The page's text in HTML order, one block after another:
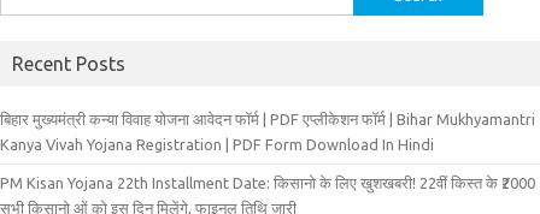
for:
Recent Posts
बिहार मुख्‍यमंत्री कन्‍या विवा‍ह योजना आवेदन फॉर्म | PDF एप्लीकेशन फॉर्म | Bihar Mukhyamantri
Kanya Vivah Yojana Registration | PDF Form Download In Hindi
PM Kisan Yojana 22th Installment Date: किसानो के लिए खुशखबरी! 22वीं किस्त के ₹2000
सभी किसानो ओं को इस दिन मिलेंगे, फाइनल तिथि जारी